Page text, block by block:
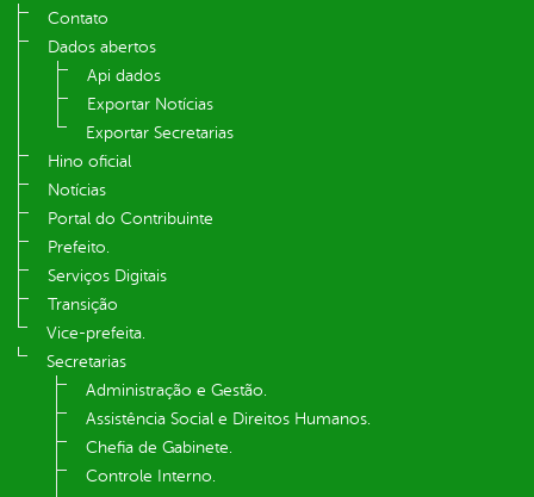
Contato
Dados abertos
Api dados
Exportar Notícias
Exportar Secretarias
Hino oficial
Notícias
Portal do Contribuinte
Prefeito.
Serviços Digitais
Transição
Vice-prefeita.
Secretarias
Administração e Gestão.
Assistência Social e Direitos Humanos.
Chefia de Gabinete.
Controle Interno.